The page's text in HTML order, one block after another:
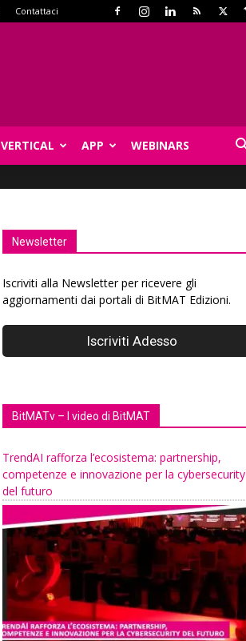
Contattaci
VERTICAL APP WEBINARS
Newsletter
Iscriviti alla Newsletter per ricevere gli
aggiornamenti dai portali di BitMAT Edizioni.
BitMATv – I video di BitMAT
TrendAI rafforza l’ecosistema: partnership,
competenze e innovazione per la cybersecurity
del futuro